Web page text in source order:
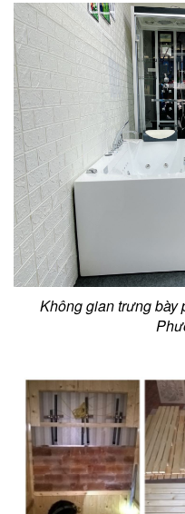
Không gian trưng bày